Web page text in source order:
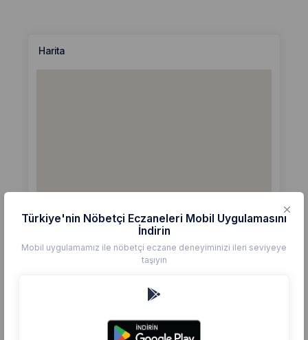
Harita
BULGURLU CANSU
Türkiye'nin Nöbetçi Eczaneleri Mobil Uygulamasını
İndirin
Mobil uygulamamız ile nöbetçi eczane deneyiminizi ileri seviyeye
taşıyın